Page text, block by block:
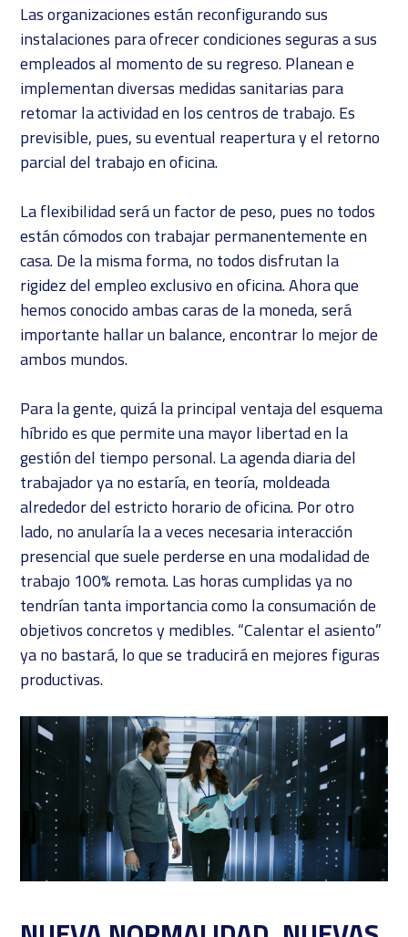
Las organizaciones están reconfigurando sus
instalaciones para ofrecer condiciones seguras a sus
empleados al momento de su regreso. Planean e
implementan diversas medidas sanitarias para
retomar la actividad en los centros de trabajo. Es
previsible, pues, su eventual reapertura y el retorno
parcial del trabajo en oficina.
La flexibilidad será un factor de peso, pues no todos
están cómodos con trabajar permanentemente en
casa. De la misma forma, no todos disfrutan la
rigidez del empleo exclusivo en oficina. Ahora que
hemos conocido ambas caras de la moneda, será
importante hallar un balance, encontrar lo mejor de
ambos mundos.
Para la gente, quizá la principal ventaja del esquema
híbrido es que permite una mayor libertad en la
gestión del tiempo personal. La agenda diaria del
trabajador ya no estaría, en teoría, moldeada
alrededor del estricto horario de oficina. Por otro
lado, no anularía la a veces necesaria interacción
presencial que suele perderse en una modalidad de
trabajo 100% remota. Las horas cumplidas ya no
tendrían tanta importancia como la consumación de
objetivos concretos y medibles. “Calentar el asiento”
ya no bastará, lo que se traducirá en mejores figuras
productivas.